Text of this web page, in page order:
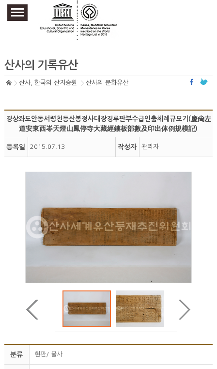
주요메뉴 바로가기
본문 바로가기
하단메뉴 바로가기
산사의 기록유산
산사, 한국의 산지승원 산사의 문화유산
경상좌도안동서령천등산봉정사대장경루판부수급인출체례규모기(慶尙左
道安東西岺天燈山鳳停寺大藏經鏤板部數及印出体例規模記)
등록일 2015.07.13 작성자 관리자
분류 현판/ 불사